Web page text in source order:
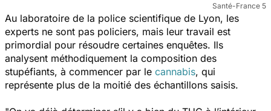
Santé-France 5
Au laboratoire de la police scientifique de Lyon, les
experts ne sont pas policiers, mais leur travail est
primordial pour résoudre certaines enquêtes. Ils
analysent méthodiquement la composition des
stupéfiants, à commencer par le cannabis, qui
représente plus de la moitié des échantillons saisis.